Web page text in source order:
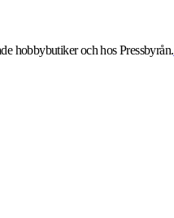
hobbybutiker och hos Pressbyrån.